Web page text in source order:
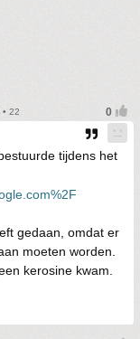
22
tijdens het
gedaan, omdat er
moeten worden.
kerosine kwam.